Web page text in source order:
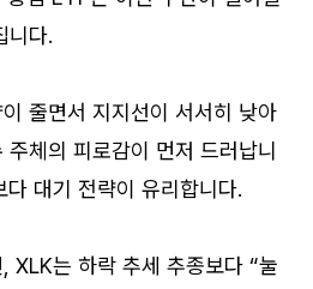
니다.
줄면서 지지선이 서서히 낮아
체의 피로감이 먼저 드러납니
대기 전략이 유리합니다.
XLK는 하락 추세 추종보다 “눌